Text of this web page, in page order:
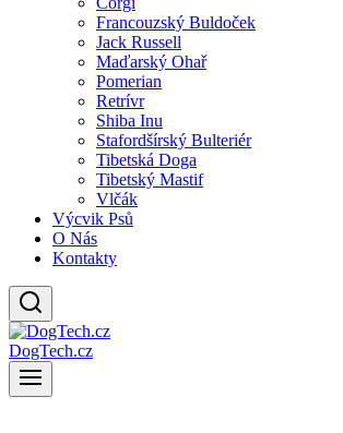
Francouzský Buldoček
Jack Russell
Maďarský Ohař
Pomerian
Retrívr
Shiba Inu
Stafordšírský Bulteriér
Tibetská Doga
Tibetský Mastif
Vlčák
Výcvik Psů
O Nás
Kontakty
DogTech.cz